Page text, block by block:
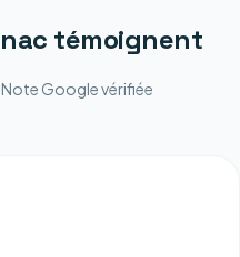
témoignent
Google vérifiée